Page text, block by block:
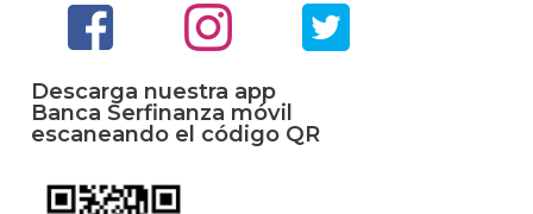
Descarga nuestra app
Banca Serfinanza móvil
escaneando el código QR